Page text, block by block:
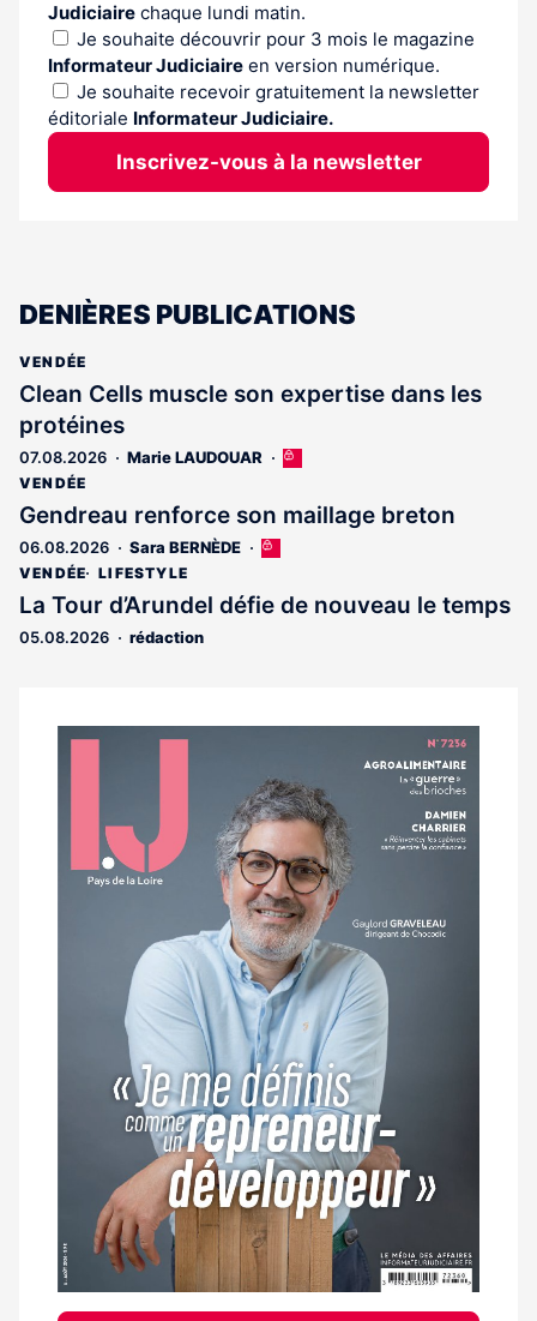
Judiciaire chaque lundi matin.
Je souhaite découvrir pour 3 mois le magazine
Informateur Judiciaire en version numérique.
Je souhaite recevoir gratuitement la newsletter
éditoriale Informateur Judiciaire.
Inscrivez-vous à la newsletter
DENIÈRES PUBLICATIONS
VENDÉE
Clean Cells muscle son expertise dans les
protéines
07.08.2026 Marie LAUDOUAR
Cet
réservé
VENDÉE
Gendreau renforce son maillage breton
06.08.2026 Sara BERNÈDE
Cet
réservé
VENDÉE LIFESTYLE
La Tour d’Arundel défie de nouveau le temps
05.08.2026 rédaction
Notre
magazine